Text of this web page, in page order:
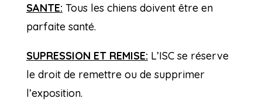
SANTE: Tous les chiens doivent être en
parfaite santé.
SUPRESSION ET REMISE: L’ISC se réserve
le droit de remettre ou de supprimer
l’exposition.